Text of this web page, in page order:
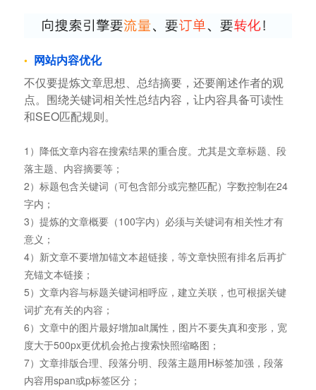
网站内容优化
不仅要提炼文章思想、总结摘要，还要阐述作者的观
点。围绕关键词相关性总结内容，让内容具备可读性
和SEO匹配规则。
1）降低文章内容在搜索结果的重合度。尤其是文章标题、段
落主题、内容摘要等；
2）标题包含关键词（可包含部分或完整匹配）字数控制在24
字内；
3）提炼的文章概要（100字内）必须与关键词有相关性才有
意义；
4）新文章不要增加锚文本超链接，等文章快照有排名后再扩
充锚文本链接；
5）文章内容与标题关键词相呼应，建立关联，也可根据关键
词扩充有关的内容；
6）文章中的图片最好增加alt属性，图片不要失真和变形，宽
度大于500px更优机会抢占搜索快照缩略图；
7）文章排版合理、段落分明、段落主题用H标签加强，段落
内容用span或p标签区分；